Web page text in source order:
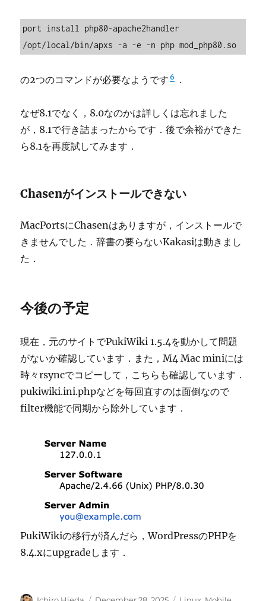
port install php80-apache2handler
/opt/local/bin/apxs -a -e -n php mod_php80.so
の2つのコマンドが必要なようです 6 ．
なぜ8.1でなく，8.0なのかは詳しくは忘れました
が，8.1で行き詰まったからです．後で余裕ができた
ら8.1を再度試してみます．
Chasenがインストールできない
MacPortsにChasenはありますが，インストールで
きませんでした．辞書の要らないKakasiは動きまし
た．
今後の予定
現在，元のサイトでPukiWiki 1.5.4を動かして問題
がないか確認しています．また，M4 Mac miniには
時々rsyncでコピーして，こちらも確認しています．
pukiwiki.ini.phpなどを毎回直すのは面倒なので
filter機能で同期から除外しています．
PukiWikiの移行が済んだら，WordPressのPHPを
8.4.xにupgradeします．